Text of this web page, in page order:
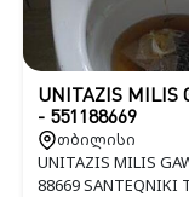
UNITAZIS MILIS
- 551188669
თბილისი
UNITAZIS MILIS
88669 SANTEQNIKI